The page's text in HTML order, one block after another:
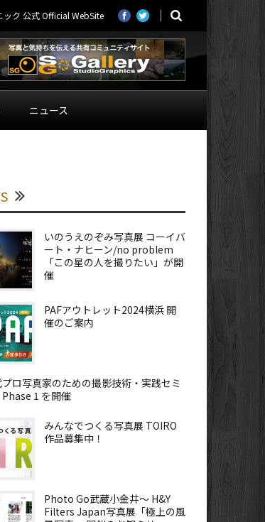
ック 公式 Official WebSite
ニュース
いのうえのぞみ写真展 コーイバ
ート・ナヒーン/no problem
「この星の人を撮りたい」が開
催
PAFアウトレット2024横浜 開
催のご案内
ロ写真家のための撮影技術・実践セミ
1 を開催
みんなでつくる写真展 TOIRO
作品募集中！
Photo Go武蔵小金井～ H&Y
Filters Japan写真展「極上の風